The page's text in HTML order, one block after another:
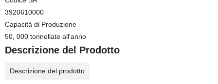
3920610000
Capacità di Produzione
50, 000 tonnellate all′anno
Descrizione del Prodotto
Descrizione del prodotto